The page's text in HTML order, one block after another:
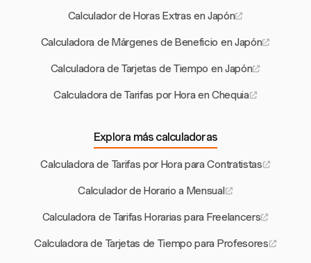
Calculador de Horas Extras en Japón
Calculadora de Márgenes de Beneficio en Japón
Calculadora de Tarjetas de Tiempo en Japón
Calculadora de Tarifas por Hora en Chequia
Explora más calculadoras
Calculadora de Tarifas por Hora para Contratistas
Calculador de Horario a Mensual
Calculadora de Tarifas Horarias para Freelancers
Calculadora de Tarjetas de Tiempo para Profesores